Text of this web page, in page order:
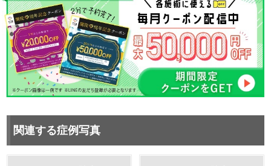
関連する症例写真